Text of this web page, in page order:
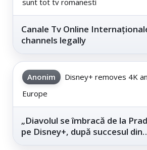
Canale Tv Online
channels legally
Anonim
Disney+ removes 4K
Europe
„Diavolul se îmbracă de la
pe Disney+, după succesul din